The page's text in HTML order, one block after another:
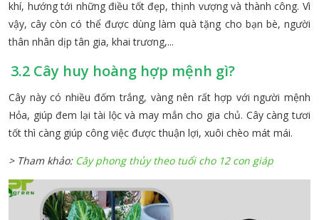
khí, hướng tới những điều tốt đẹp, thịnh vượng và thành công. Vì
vậy, cây còn có thể được dùng làm quà tặng cho bạn bè, người
thân nhân dịp tân gia, khai trương,...
3.2 Cây huy hoàng hợp mệnh gì?
Cây này có nhiều đốm trắng, vàng nên rất hợp với người mệnh
Hỏa, giúp đem lại tài lộc và may mắn cho gia chủ. Cây càng tươi
tốt thì càng giúp công việc được thuận lợi, xuôi chèo mát mái.
> Tham khảo: Cây phong thủy theo tuổi cho 12 con giáp